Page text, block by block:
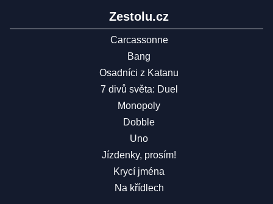
Zestolu.cz
Carcassonne
Bang
Osadníci z Katanu
7 divů světa: Duel
Monopoly
Dobble
Uno
Jízdenky, prosím!
Krycí jména
Na křídlech